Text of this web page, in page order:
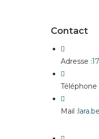
Contact
Adresse :
Téléphone
Mail :